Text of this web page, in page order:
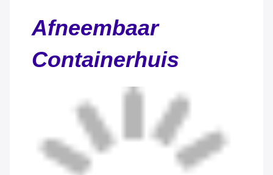
Afneembaar
Containerhuis